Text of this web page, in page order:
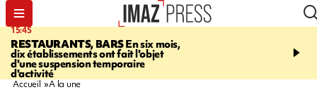
15:45
RESTAURANTS, BARSEn six mois,
dix établissements ont fait l'objet
d'une suspension temporaire
d'activité
17:17
Angeles, un homme vit
Accueil A la une